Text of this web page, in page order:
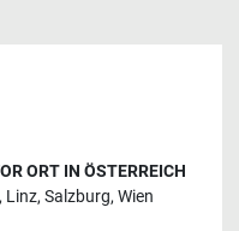
ORT IN ÖSTERREICH
, Linz, Salzburg, Wien